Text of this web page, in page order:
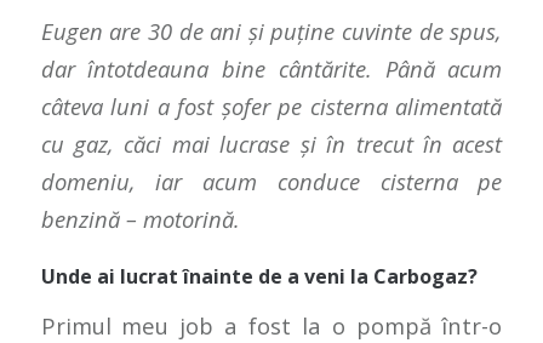
Eugen are 30 de ani și puține cuvinte de spus,
dar întotdeauna bine cântărite. Până acum
câteva luni a fost șofer pe cisterna alimentată
cu gaz, căci mai lucrase și în trecut în acest
domeniu, iar acum conduce cisterna pe
benzină – motorină.
Unde ai lucrat înainte de a veni la Carbogaz?
Primul meu job a fost la o pompă într-o